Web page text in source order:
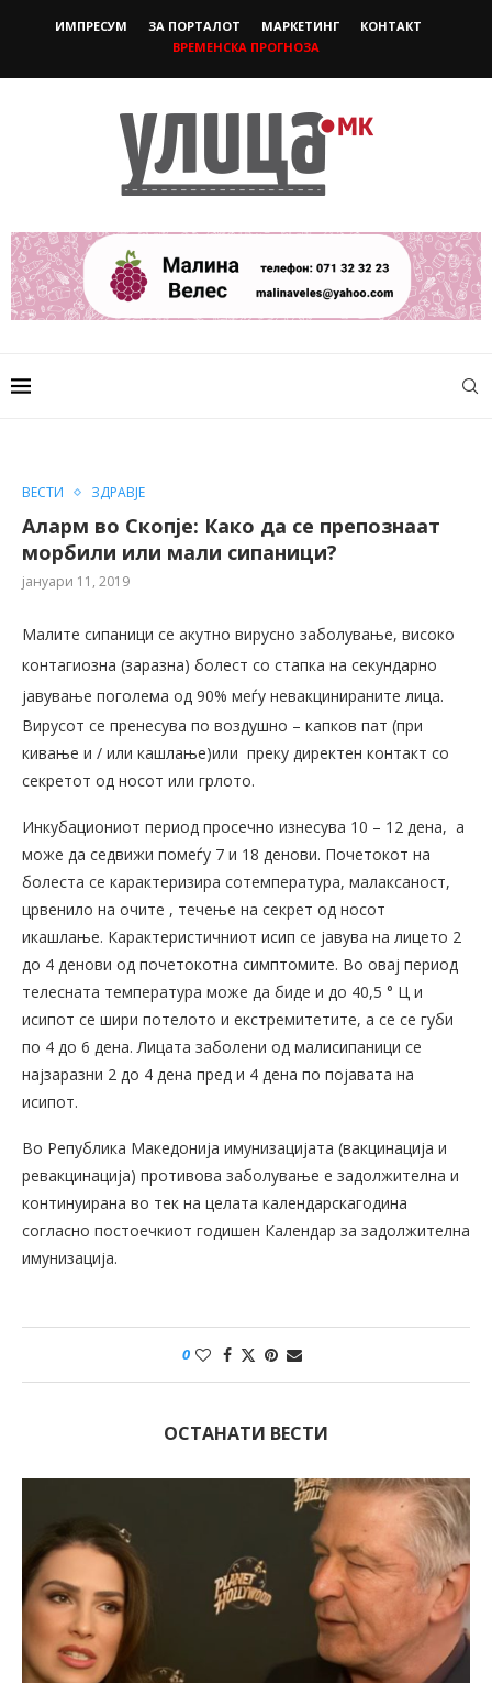
ИМПРЕСУМ ЗА ПОРТАЛОТ МАРКЕТИНГ
КОНТАКТ
ВРЕМЕНСКА ПРОГНОЗА
ВЕСТИ ЗДРАВЈЕ
Аларм во Скопје: Како да се препознаат
морбили или мали сипаници?
јануари 11, 2019
Малите сипаници се акутно вирусно заболување, високо
контагиозна (заразна) болест со стапка на секундарно
јавување поголема од 90% меѓу невакцинираните лица.
Вирусот се пренесува по воздушно – капков пат (при
кивање и / или кашлање)или преку директен контакт со
секретот од носот или грлото.
Инкубациониот период просечно изнесува 10 – 12 дена, а
може да седвижи помеѓу 7 и 18 денови. Почетокот на
болеста се карактеризира сотемпература, малаксаност,
црвенило на очите , течење на секрет од носот
икашлање. Карактеристичниот исип се јавува на лицето 2
до 4 денови од почетокотна симптомите. Во овај период
телесната температура може да биде и до 40,5 ° Ц и
исипот се шири потелото и екстремитетите, а се се губи
по 4 до 6 дена. Лицата заболени од малисипаници се
најзаразни 2 до 4 дена пред и 4 дена по појавата на
исипот.
Во Република Македонија имунизацијата (вакцинација и
ревакцинација) противова заболување е задолжителна и
континуирана во тек на целата календарскагодина
согласно постоечкиот годишен Календар за задолжителна
имунизација.
0
ОСТАНАТИ ВЕСТИ